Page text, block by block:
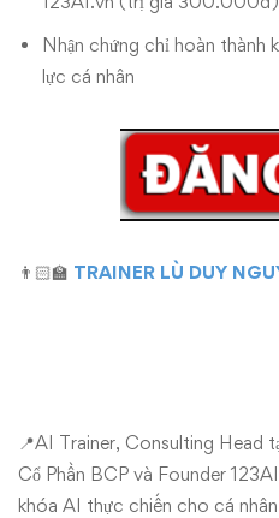
Nhận chứng chỉ hoàn thành
lực cá nhân
👨🏻‍🏫 TRAINER LÙ DUY
📍AI Trainer, Consulting Head
Cổ Phần BCP và Founder
khóa AI thực chiến cho cá